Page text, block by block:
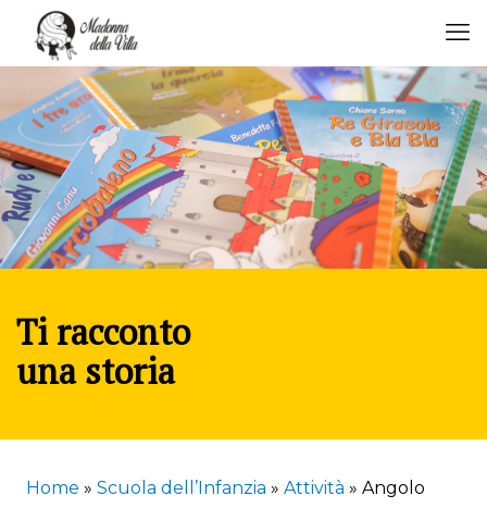
Ti racconto
una storia
Home » Scuola dell’Infanzia » Attività » Angolo